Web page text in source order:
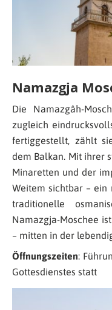
Namazgja
Die Namazgâh-
zugleich
fertiggestellt, zählt
dem Balkan. Mit ihrer
Minaretten und der
Weitem sichtbar – ein
traditionelle
Namazgja-Moschee
– mitten in der
Öffnungszeiten:
Gottesdienstes statt